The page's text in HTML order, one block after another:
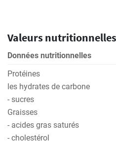
Valeurs
Données nutritionnelles
Protéines
les hydrates de carbone
- sucres
Graisses
- acides gras saturés
- cholestérol